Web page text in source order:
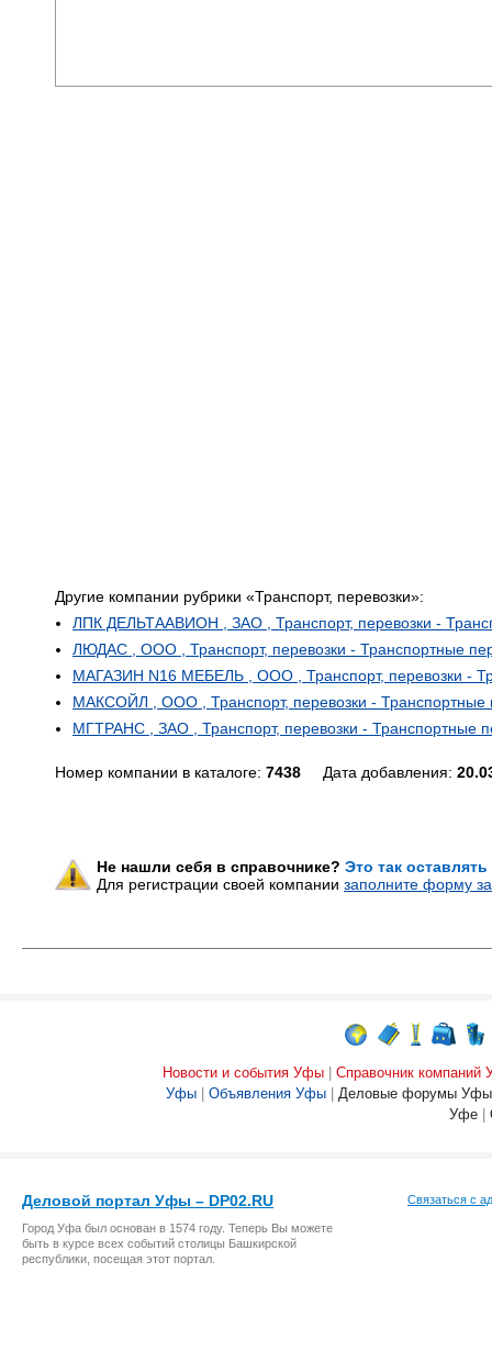
Другие компании рубрики «Транспорт, перевозки»:
ЛПК ДЕЛЬТААВИОН , ЗАО , Транспорт, перевозки -
ЛЮДАС , ООО , Транспорт, перевозки - Транспортные
МАГАЗИН N16 МЕБЕЛЬ , ООО , Транспорт, перевозки -
МАКСОЙЛ , ООО , Транспорт, перевозки - Транспортные
МГТРАНС , ЗАО , Транспорт, перевозки - Транспортные
Номер компании в каталоге: 7438 Дата добавления:
Не нашли себя в справочнике? Это так
Для регистрации своей компании заполните форму
Новости и события Уфы
Справочник компаний
Уфы
Объявления Уфы
Деловые форумы Уфы
Уфе
Деловой портал Уфы – DP02.RU
Город Уфа был основан в 1574 году. Теперь Вы можете
быть в курсе всех событий столицы Башкирской
республики, посещая этот портал.
Связаться с